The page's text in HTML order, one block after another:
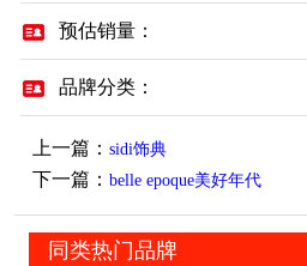
预估销量：
品牌分类：
上一篇： sidi饰典
下一篇： belle epoque美好年代
同类热门品牌